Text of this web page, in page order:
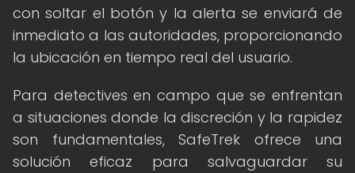
con soltar el botón y la alerta se enviará de
inmediato a las autoridades, proporcionando
la ubicación en tiempo real del usuario.
Para detectives en campo que se enfrentan
a situaciones donde la discreción y la rapidez
son fundamentales, SafeTrek ofrece una
solución eficaz para salvaguardar su